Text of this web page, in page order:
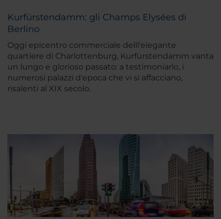
Kurfürstendamm: gli Champs Elysées di
Berlino
Oggi epicentro commerciale delll'elegante
quartiere di Charlottenburg, Kurfürstendamm vanta
un lungo e glorioso passato: a testimoniarlo, i
numerosi palazzi d'epoca che vi si affacciano,
risalenti al XIX secolo.